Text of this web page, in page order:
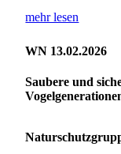
mehr lesen
WN 13.02.2026
Saubere und